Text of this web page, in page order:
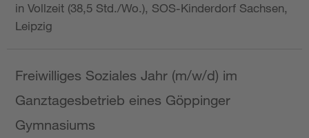
in Vollzeit (38,5 Std./Wo.), SOS-Kinderdorf Sachsen,
Leipzig
Freiwilliges Soziales Jahr (m/w/d) im
Ganztagesbetrieb eines Göppinger
Gymnasiums